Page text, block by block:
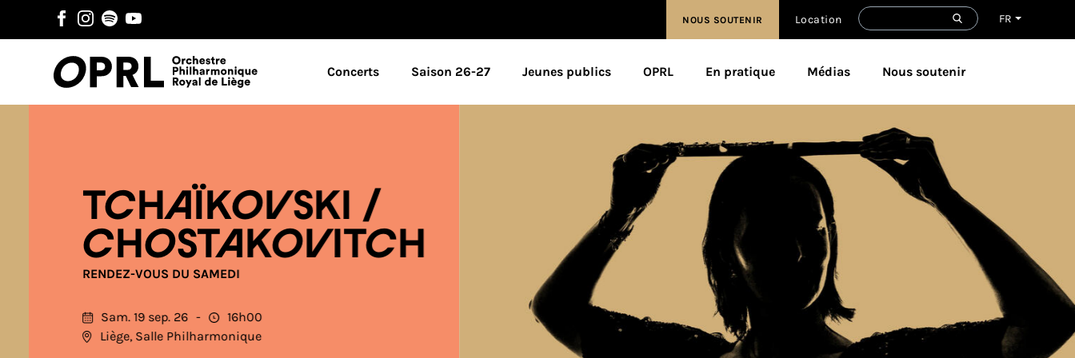
FR
NOUS SOUTENIR Location
Concerts Saison 26-27 Jeunes publics OPRL En pratique Médias Nous soutenir
TCHAÏKOVSKI /
CHOSTAKOVITCH
RENDEZ-VOUS DU SAMEDI
Sam. 19 sep. 26
16h00
Liège, Salle Philharmonique